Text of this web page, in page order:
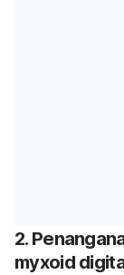
2.
myxoid